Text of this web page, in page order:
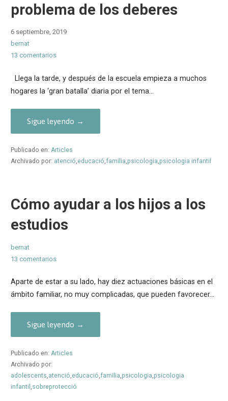
problema de los deberes
6 septiembre, 2019
bernat
13 comentarios
Llega la tarde, y después de la escuela empieza a muchos
hogares la ‘gran batalla’ diaria por el tema…
Sigue leyendo →
Publicado en: Articles
Archivado por: atenció,educació,familia,psicologia,psicologia infantil
Cómo ayudar a los hijos a los
estudios
bernat
13 comentarios
Aparte de estar a su lado, hay diez actuaciones básicas en el
ámbito familiar, no muy complicadas, que pueden favorecer…
Sigue leyendo →
Publicado en: Articles
Archivado por:
adolescents,atenció,educació,familia,psicologia,psicologia
infantil ,sobreprotecció